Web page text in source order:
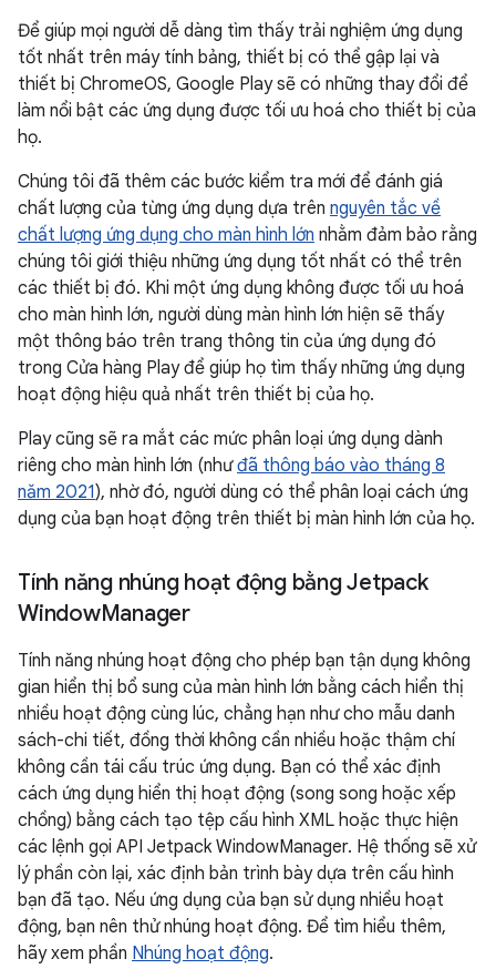
Để giúp mọi người dễ dàng tìm thấy trải nghiệm ứng dụng
tốt nhất trên máy tính bảng, thiết bị có thể gập lại và
thiết bị ChromeOS, Google Play sẽ có những thay đổi để
làm nổi bật các ứng dụng được tối ưu hoá cho thiết bị của
họ.
Chúng tôi đã thêm các bước kiểm tra mới để đánh giá
chất lượng của từng ứng dụng dựa trên nguyên tắc về
chất lượng ứng dụng cho màn hình lớn nhằm đảm bảo rằng
chúng tôi giới thiệu những ứng dụng tốt nhất có thể trên
các thiết bị đó. Khi một ứng dụng không được tối ưu hoá
cho màn hình lớn, người dùng màn hình lớn hiện sẽ thấy
một thông báo trên trang thông tin của ứng dụng đó
trong Cửa hàng Play để giúp họ tìm thấy những ứng dụng
hoạt động hiệu quả nhất trên thiết bị của họ.
Play cũng sẽ ra mắt các mức phân loại ứng dụng dành
riêng cho màn hình lớn (nhưđã thông báo vào tháng 8
năm 2021), nhờ đó, người dùng có thể phân loại cách ứng
dụng của bạn hoạt động trên thiết bị màn hình lớn của họ.
Tính năng nhúng hoạt động bằng Jetpack
WindowManager
Tính năng nhúng hoạt động cho phép bạn tận dụng không
gian hiển thị bổ sung của màn hình lớn bằng cách hiển thị
nhiều hoạt động cùng lúc, chẳng hạn như cho mẫu danh
sách-chi tiết, đồng thời không cần nhiều hoặc thậm chí
không cần tái cấu trúc ứng dụng. Bạn có thể xác định
cách ứng dụng hiển thị hoạt động (song song hoặc xếp
chồng) bằng cách tạo tệp cấu hình XML hoặc thực hiện
các lệnh gọi API Jetpack WindowManager. Hệ thống sẽ xử
lý phần còn lại, xác định bản trình bày dựa trên cấu hình
bạn đã tạo. Nếu ứng dụng của bạn sử dụng nhiều hoạt
động, bạn nên thử nhúng hoạt động. Để tìm hiểu thêm,
hãy xem phần Nhúng hoạt động.